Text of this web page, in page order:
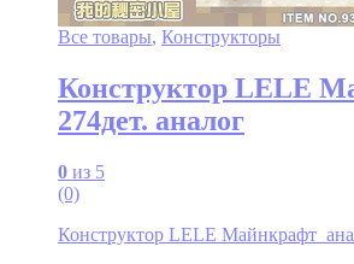
Все товары, Конструкторы
Конструктор LELE
274дет. аналог
0 из 5
(0)
Конструктор LELE Майнкрафт